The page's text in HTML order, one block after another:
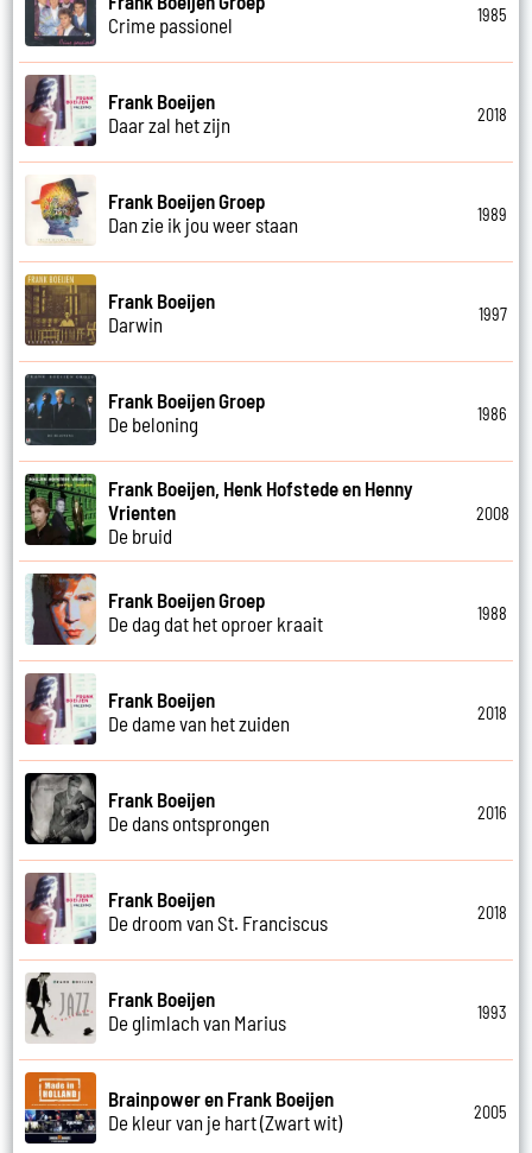
Crime passionel
1985
Frank Boeijen
Daar zal het zijn
2018
Frank Boeijen Groep
Dan zie ik jou weer staan
1989
Frank Boeijen
Darwin
1997
Frank Boeijen Groep
De beloning
1986
Frank Boeijen, Henk Hofstede en Henny
Vrienten
De bruid
2008
Frank Boeijen Groep
De dag dat het oproer kraait
1988
Frank Boeijen
De dame van het zuiden
2018
Frank Boeijen
De dans ontsprongen
2016
Frank Boeijen
De droom van St. Franciscus
2018
Frank Boeijen
De glimlach van Marius
1993
Brainpower en Frank Boeijen
De kleur van je hart (Zwart wit)
2005